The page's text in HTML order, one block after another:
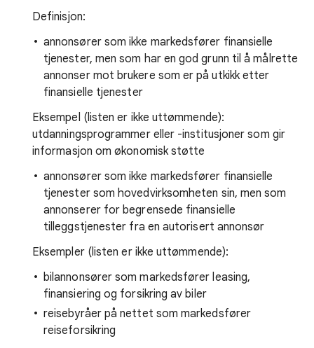
Definisjon:
annonsører som ikke markedsfører finansielle
tjenester, men som har en god grunn til å målrette
annonser mot brukere som er på utkikk etter
finansielle tjenester
Eksempel (listen er ikke uttømmende):
utdanningsprogrammer eller -institusjoner som gir
informasjon om økonomisk støtte
annonsører som ikke markedsfører finansielle
tjenester som hovedvirksomheten sin, men som
annonserer for begrensede finansielle
tilleggstjenester fra en autorisert annonsør
Eksempler (listen er ikke uttømmende):
bilannonsører som markedsfører leasing,
finansiering og forsikring av biler
reisebyråer på nettet som markedsfører
reiseforsikring